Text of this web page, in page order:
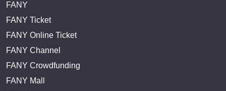
FANY
FANY Ticket
FANY Online Ticket
FANY Channel
FANY Crowdfunding
FANY Mall